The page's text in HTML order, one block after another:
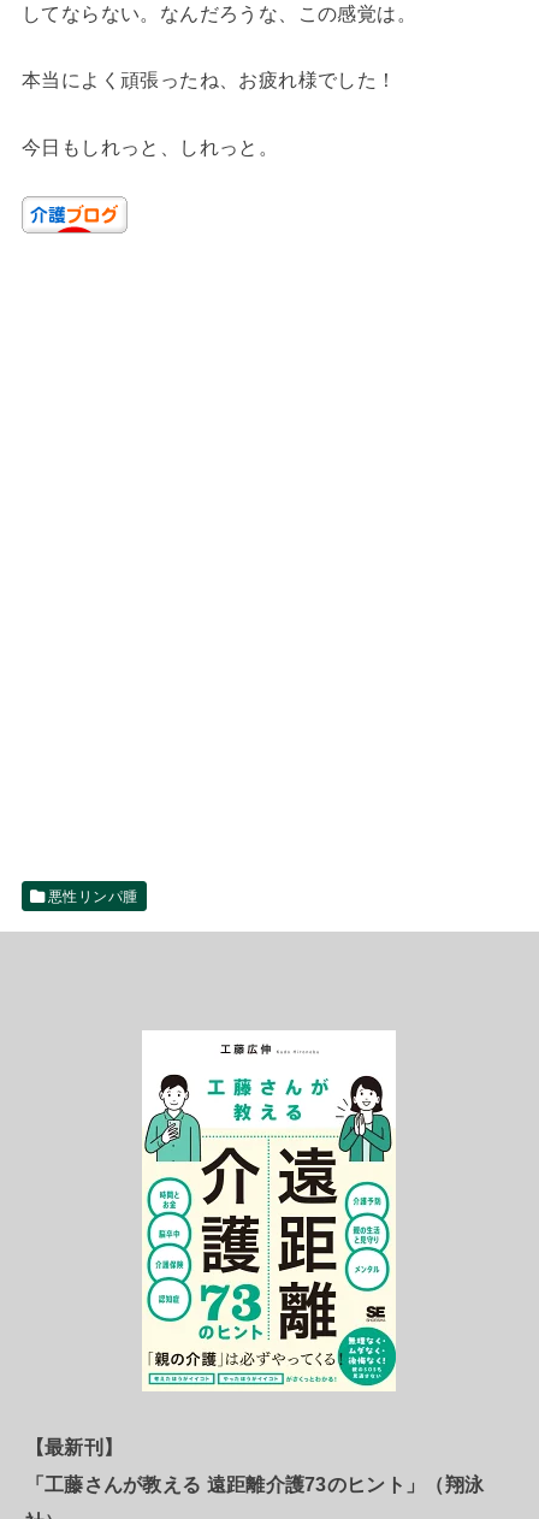
してならない。なんだろうな、この感覚は。
本当によく頑張ったね、お疲れ様でした！
今日もしれっと、しれっと。
悪性リンパ腫
【最新刊】
「工藤さんが教える 遠距離介護73のヒント」（翔泳